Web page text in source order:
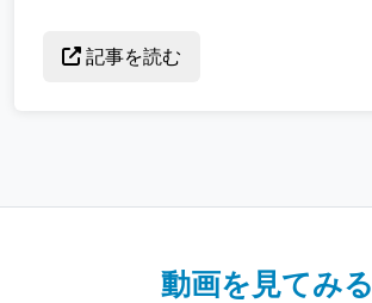
記事を読む
動画を見てみる